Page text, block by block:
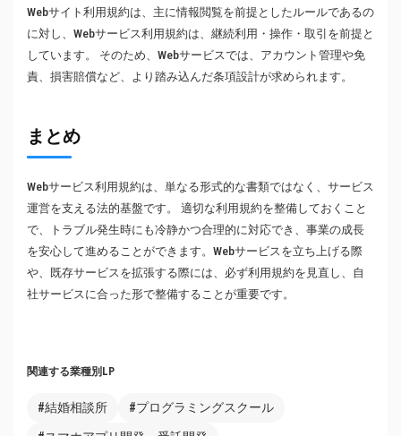
Webサイト利用規約は、主に情報閲覧を前提としたルールであるの
に対し、Webサービス利用規約は、継続利用・操作・取引を前提と
しています。 そのため、Webサービスでは、アカウント管理や免
責、損害賠償など、より踏み込んだ条項設計が求められます。
まとめ
Webサービス利用規約は、単なる形式的な書類ではなく、サービス
運営を支える法的基盤です。 適切な利用規約を整備しておくこと
で、トラブル発生時にも冷静かつ合理的に対応でき、事業の成長
を安心して進めることができます。Webサービスを立ち上げる際
や、既存サービスを拡張する際には、必ず利用規約を見直し、自
社サービスに合った形で整備することが重要です。
関連する業種別LP
#結婚相談所 #プログラミングスクール